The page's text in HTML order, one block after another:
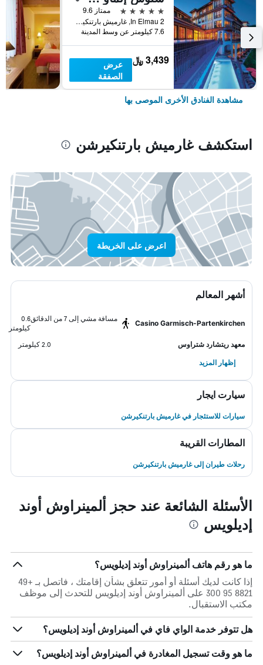
5 نجوم
ممتاز 9.6
In Elmau 2, غارميش بارتنكيرشن, بافاريا, ألمانيا
7.6 كيلومتر عن وسط المدينة
3,439 ﷼
عرض
الصفقة
مشاهدة الفنادق الأخرى الموصى بها
استكشف غارميش بارتنكيرشن
اعرض على الخريطة
أشهر المعالم
Casino Garmisch-Partenkirchen
مسافة مشي إلى 7 من الدقائق
0.6
كيلومتر
معهد ريتشارد شتراوس
2.0 كيلومتر
إظهار المزيد
سيارت ايجار
سيارات للاستئجار في غارميش بارتنكيرشن
المطارات القريبة
رحلات طيران إلى غارميش بارتنكيرشن
الأسئلة الشائعة عند حجز ألمينراوش أوند
إديلويس
ما هو رقم هاتف ألمينراوش أوند إديلويس؟
إذا كانت لديك أسئلة أو أمور تتعلق بشأن إقامتك ، فاتصل بـ +49
8821 95 300 على ألمينراوش أوند إديلويس للتحدث إلى موظف
مكتب الاستقبال.
هل تتوفر خدمة الواي فاي في ألمينراوش أوند إديلويس؟
ما هو وقت تسجيل المغادرة في ألمينراوش أوند إديلويس؟